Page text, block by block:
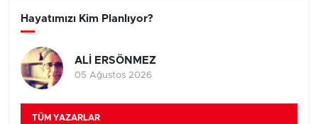
Hayatımızı Kim Planlıyor?
ALİ ERSÖNMEZ
05 Ağustos 2026
TÜM YAZARLAR